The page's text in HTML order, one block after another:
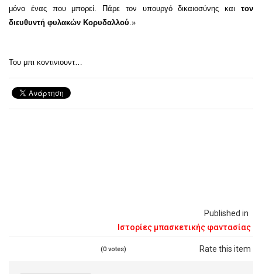
Published in
Ιστορίες μπασκετικής φαντασίας
Rate this item
(0 votes)
μόνο ένας που μπορεί. Πάρε τον υπουργό δικαιοσύνης και τον
διευθυντή φυλακών Κορυδαλλού.»
Του μπι κοντινιουντ…